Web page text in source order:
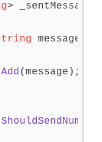
> _sentMessages
message
Add( message );